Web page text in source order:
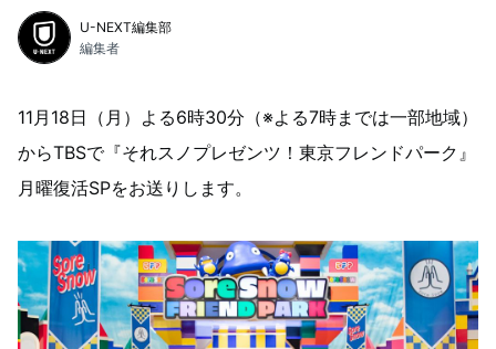
U-NEXT編集部
編集者
11月18日（月）よる6時30分（※よる7時までは一部地域）
からTBSで『それスノプレゼンツ！東京フレンドパーク』
月曜復活SPをお送りします。